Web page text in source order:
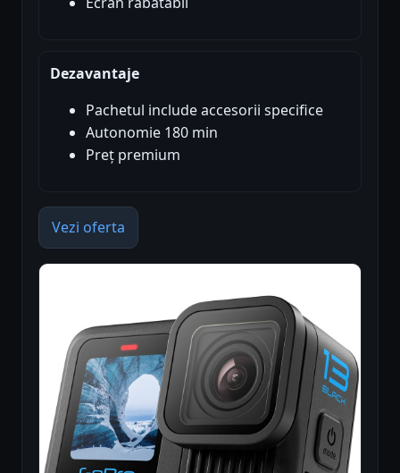
Dezavantaje
Pachetul include accesorii specifice
Autonomie 180 min
Preț premium
Vezi oferta